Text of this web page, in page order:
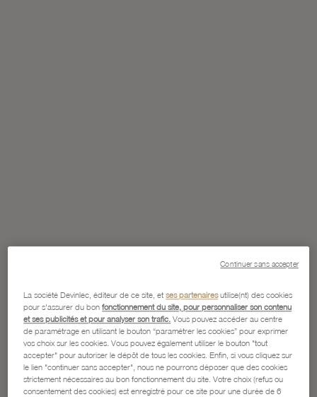
La société Devinlec, éditeur de ce site, etses partenairesutilise(nt) des cookies
pour s'assurer du bonfonctionnement du site, pour personnaliser son contenu
et ses publicités et pour analyser son trafic. Vous pouvez accéder au centre
de paramétrage en utilisant le bouton “paramétrer les cookies” pour exprimer
vos choix sur les cookies. Vous pouvez également utiliser le bouton "tout
accepter" pour autoriser le dépôt de tous les cookies. Enfin, si vous cliquez sur
le lien "continuer sans accepter", nous ne pourrons déposer que des cookies
strictement nécessaires au bon fonctionnement du site. Votre choix (refus ou
consentement des cookies) est enregistré pour ce site pour une durée de 6
Continuer sans accepter